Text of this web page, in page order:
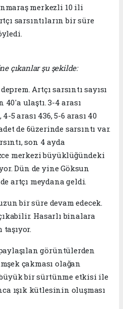
merkezli 10 ili
sarsıntıların bir süre
çıkanlar şu şekilde:
Artçı sarsıntı sayısı
40'a ulaştı. 3-4 arası
5 arası 436, 5-6 arası 40
de 6üzerinde sarsıntı var.
son 4 ayda
merkezi büyüklüğündeki
Dün de yine Göksun
artçı meydana geldi.
bir süre devam edecek.
Hasarlı binalara
görüntülerden
çakması olağan
bir sürtünme etkisi ile
ışık kütlesinin oluşması